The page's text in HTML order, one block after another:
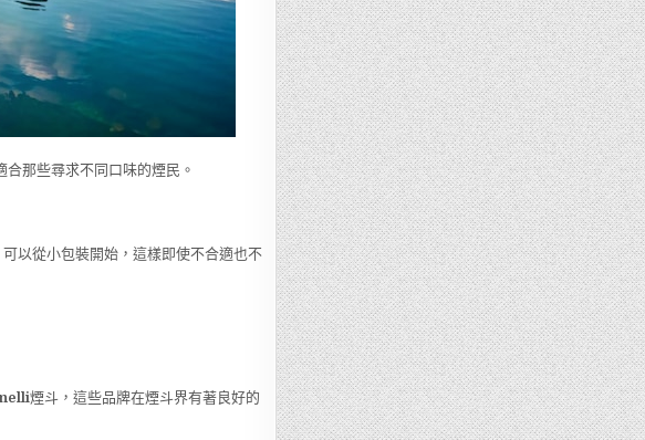
那些尋求不同口味的煙民。
以從小包裝開始，這樣即使不合適也不
煙斗，這些品牌在煙斗界有著良好的